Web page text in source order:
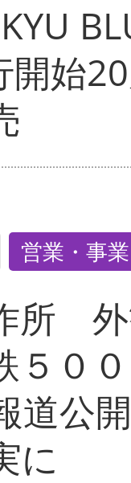
開始
営業・事
所
０
道公
に